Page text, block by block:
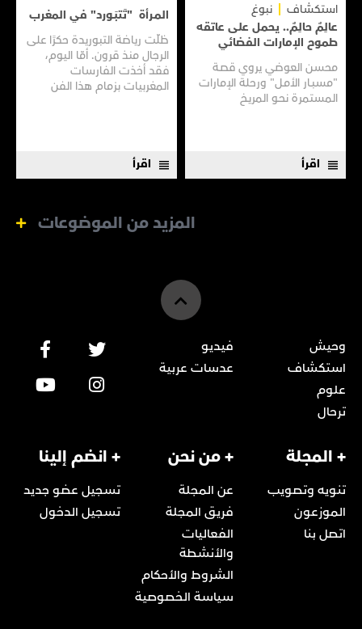
استكشاف
نبوغ
عالِمٌ حالِمٌ.. يحمل على عاتقه
طموح الإمارات الفضائي
محسن العوضي يروي قصـة
"مسبـار الأمـل" ورحلة الإمارات
المستمرة نحـو المريـخ
اقرأ
المـرأة "تَتبَـورد" في المغرب
ظلّت رياضة التبوريدة حكرًا على
الرجال منذ قرون. أمّا اليوم،
فقد أخذت الفارسات
المغربيات بزمام هذا الفن
اقرأ
المزيد من الموضوعات
وحيش
استكشاف
علوم
ترحال
فيديو
عدسات عربية
+ المجلة
تنويه وتصويب
الموزعون
اتصل بنا
+ من نحن
عن المجلة
فريق المجلة
الفعاليات
والأنشطة
الشروط والأحكام
سياسة الخصوصية
+ انضم إلينا
تسجيل عضو جديد
تسجيل الدخول